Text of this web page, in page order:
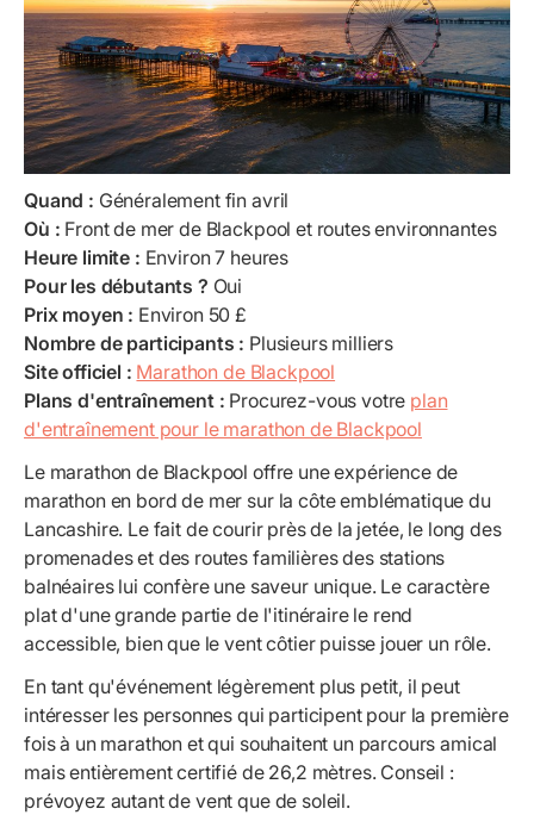
Quand : Généralement fin avril
Où : Front de mer de Blackpool et routes environnantes
Heure limite : Environ 7 heures
Pour les débutants ? Oui
Prix moyen : Environ 50 £
Nombre de participants : Plusieurs milliers
Site officiel : Marathon de Blackpool
Plans d'entraînement : Procurez-vous votre plan
d'entraînement pour le marathon de Blackpool
Le marathon de Blackpool offre une expérience de
marathon en bord de mer sur la côte emblématique du
Lancashire. Le fait de courir près de la jetée, le long des
promenades et des routes familières des stations
balnéaires lui confère une saveur unique. Le caractère
plat d'une grande partie de l'itinéraire le rend
accessible, bien que le vent côtier puisse jouer un rôle.
En tant qu'événement légèrement plus petit, il peut
intéresser les personnes qui participent pour la première
fois à un marathon et qui souhaitent un parcours amical
mais entièrement certifié de 26,2 mètres. Conseil :
prévoyez autant de vent que de soleil.